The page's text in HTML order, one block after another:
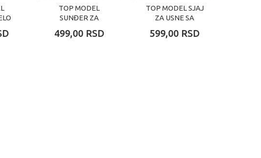
TOP MODEL
SUNĐER ZA
GLAM
499,00 RSD
TOP MODEL SJAJ
ZA USNE SA
599,00 RSD